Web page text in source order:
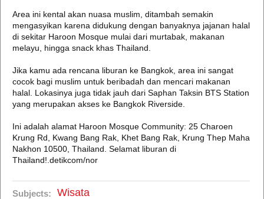
Area ini kental akan nuasa muslim, ditambah semakin
mengasyikan karena didukung dengan banyaknya jajanan halal
di sekitar Haroon Mosque mulai dari murtabak, makanan
melayu, hingga snack khas Thailand.
Jika kamu ada rencana liburan ke Bangkok, area ini sangat
cocok bagi muslim untuk beribadah dan mencari makanan
halal. Lokasinya juga tidak jauh dari Saphan Taksin BTS Station
yang merupakan akses ke Bangkok Riverside.
Ini adalah alamat Haroon Mosque Community: 25 Charoen
Krung Rd, Kwang Bang Rak, Khet Bang Rak, Krung Thep Maha
Nakhon 10500, Thailand. Selamat liburan di
Thailand!.detikcom/nor
Subjects: Wisata